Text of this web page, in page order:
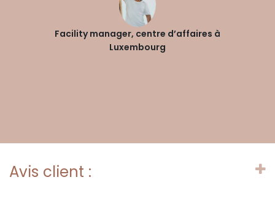
Facility manager, centre d’affaires à
Luxembourg
Avis client :